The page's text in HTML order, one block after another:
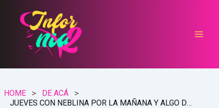
contenido
HOME
DE ACÁ
JUEVES CON NEBLINA POR LA MAÑANA Y ALGO DE SOL POR LA TARDE